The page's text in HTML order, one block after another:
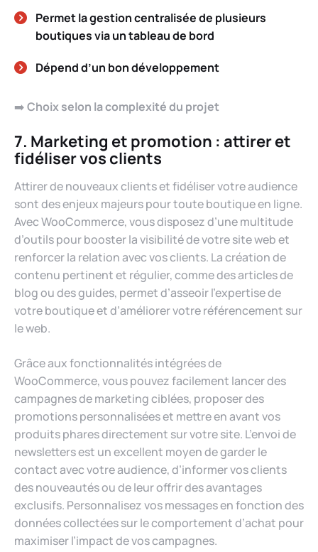
Permet la gestion centralisée de plusieurs
boutiques via un tableau de bord
Dépend d’un bon développement
➡️Choix selon la complexité du projet
7. Marketing et promotion : attirer et
fidéliser vos clients
Attirer de nouveaux clients et fidéliser votre audience
sont des enjeux majeurs pour toute boutique en ligne.
Avec WooCommerce, vous disposez d’une multitude
d’outils pour booster la visibilité de votre site web et
renforcer la relation avec vos clients. La création de
contenu pertinent et régulier, comme des articles de
blog ou des guides, permet d’asseoir l’expertise de
votre boutique et d’améliorer votre référencement sur
le web.
Grâce aux fonctionnalités intégrées de
WooCommerce, vous pouvez facilement lancer des
campagnes de marketing ciblées, proposer des
promotions personnalisées et mettre en avant vos
produits phares directement sur votre site. L’envoi de
newsletters est un excellent moyen de garder le
contact avec votre audience, d’informer vos clients
des nouveautés ou de leur offrir des avantages
exclusifs. Personnalisez vos messages en fonction des
données collectées sur le comportement d’achat pour
maximiser l’impact de vos campagnes.